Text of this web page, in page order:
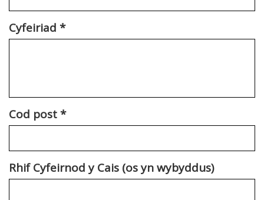
Cyfeiriad *
Cod post*
Rhif Cyfeirnod y Cais (os yn wybyddus)